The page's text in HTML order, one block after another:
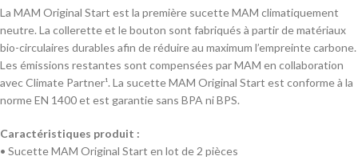
La MAM Original Start est la première sucette MAM climatiquement
neutre. La collerette et le bouton sont fabriqués à partir de matériaux
bio-circulaires durables afin de réduire au maximum l’empreinte carbone.
Les émissions restantes sont compensées par MAM en collaboration
avec Climate Partner¹. La sucette MAM Original Start est conforme à la
norme EN 1400 et est garantie sans BPA ni BPS.
Caractéristiques produit :
• Sucette MAM Original Start en lot de 2 pièces